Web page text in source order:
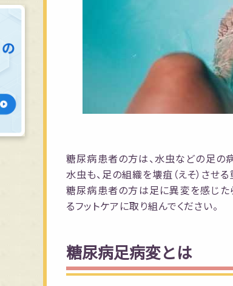
糖尿病患者の方は、水虫などの足の
水虫も、足の組織を壊疽（えそ）させ
糖尿病患者の方は足に異変を感じた
るフットケアに取り組んでください。
糖尿病足病変とは